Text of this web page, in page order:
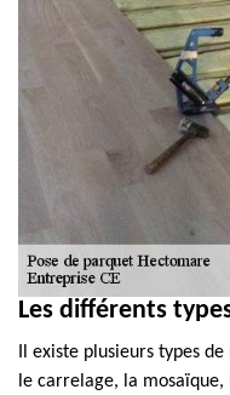
Les différents
Il existe plusieurs types
le carrelage, la